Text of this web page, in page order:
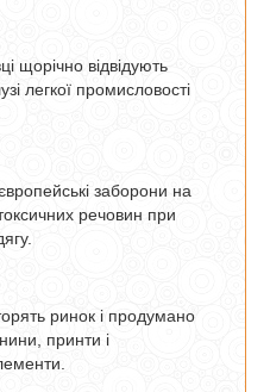
щорічно відвідують
легкої промисловості
заборони на
речовин при
ринок і продумано
принти і